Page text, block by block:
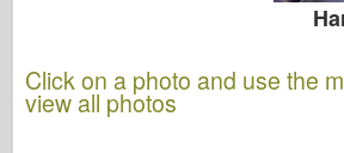
Click on a photo and use the
view all photos